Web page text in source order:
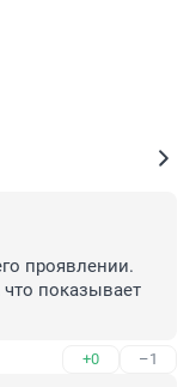
проявлении.
показывает
+0 –1